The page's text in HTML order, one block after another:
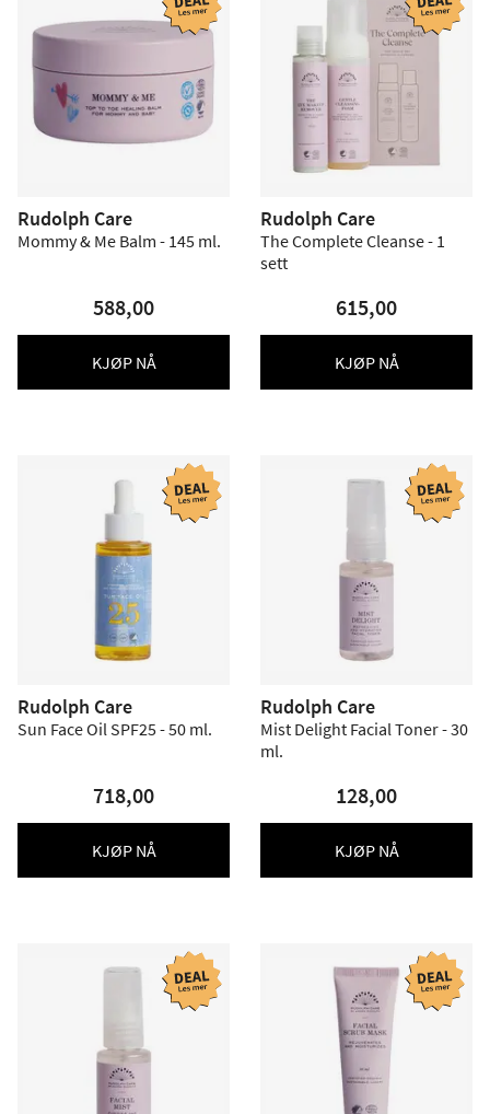
Rudolph Care
Mommy & Me Balm - 145 ml.
588,00
KJØP NÅ
Rudolph Care
The Complete Cleanse - 1
sett
615,00
KJØP NÅ
Rudolph Care
Sun Face Oil SPF25 - 50 ml.
718,00
KJØP NÅ
Rudolph Care
Mist Delight Facial Toner - 30
ml.
128,00
KJØP NÅ